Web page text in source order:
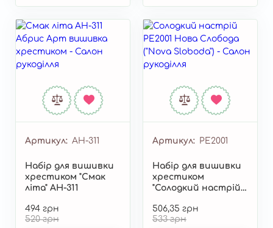
Артикул AH-311
Набір для вишивки
хрестиком "Смак
літа" AH-311
494 грн
520 грн
Артикул РЕ2001
Набір для вишивки
хрестиком
"Солодкий настрій"
506,35 грн
533 грн